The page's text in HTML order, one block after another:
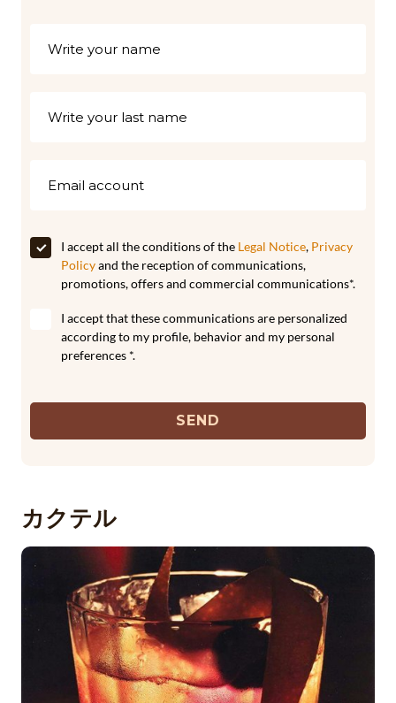
I accept all the conditions of the Legal Notice, Privacy
Policyand the reception of communications,
promotions, offers and commercial communications*.
I accept that these communications are personalized
according to my profile, behavior and my personal
preferences *.
SEND
カクテル